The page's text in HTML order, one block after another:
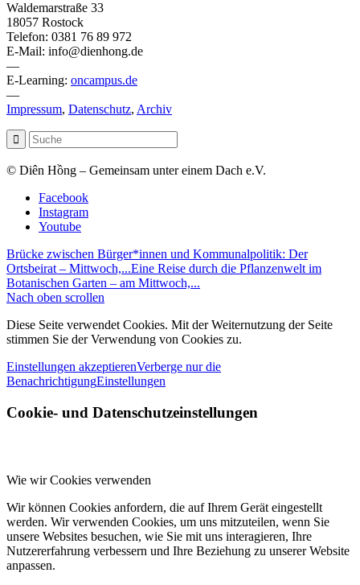
Waldemarstraße 33
18057 Rostock
Telefon: 0381 76 89 972
E-Mail: info@dienhong.de
—
E-Learning: oncampus.de
—
Impressum, Datenschutz, Archiv
© Diên Hồng – Gemeinsam unter einem Dach e.V.
Facebook
Instagram
Youtube
Brücke zwischen Bürger*innen und Kommunalpolitik: Der
Ortsbeirat – Mittwoch,...Eine Reise durch die Pflanzenwelt im
Botanischen Garten – am Mittwoch,...
Nach oben scrollen
Diese Seite verwendet Cookies. Mit der Weiternutzung der Seite
stimmen Sie der Verwendung von Cookies zu.
Einstellungen akzeptierenVerberge nur die
BenachrichtigungEinstellungen
Cookie- und Datenschutzeinstellungen
Wie wir Cookies verwenden
Wir können Cookies anfordern, die auf Ihrem Gerät eingestellt
werden. Wir verwenden Cookies, um uns mitzuteilen, wenn Sie
unsere Websites besuchen, wie Sie mit uns interagieren, Ihre
Nutzererfahrung verbessern und Ihre Beziehung zu unserer Website
anpassen.